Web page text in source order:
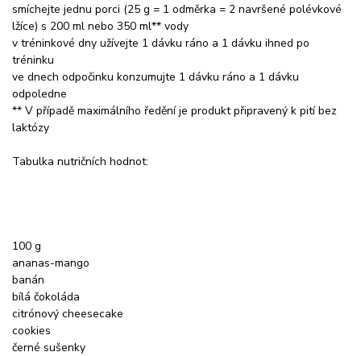
smíchejte jednu porci (25 g = 1 odměrka = 2 navršené polévkové
lžíce) s 200 ml nebo 350 ml** vody
v tréninkové dny užívejte 1 dávku ráno a 1 dávku ihned po
tréninku
ve dnech odpočinku konzumujte 1 dávku ráno a 1 dávku
odpoledne
** V případě maximálního ředění je produkt připravený k pití bez
laktózy
Tabulka nutričních hodnot:
100 g
ananas-mango
banán
bílá čokoláda
citrónový cheesecake
cookies
černé sušenky